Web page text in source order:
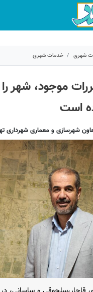
شهری خدمات شهری
موجود، شهر
است
شهرسازی و معماری شهرداری